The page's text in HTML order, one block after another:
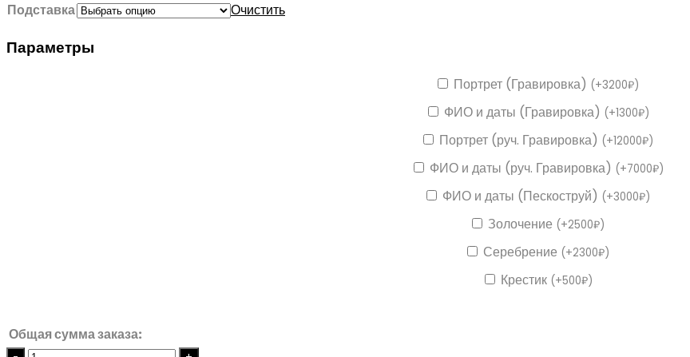
Подставка
Очистить
Параметры
Портрет (Гравировка) (+3200₽)
ФИО и даты (Гравировка) (+1300₽)
Портрет (руч. Гравировка) (+12000₽)
ФИО и даты (руч. Гравировка) (+7000₽)
ФИО и даты (Пескоструй) (+3000₽)
Золочение (+2500₽)
Серебрение (+2300₽)
Крестик (+500₽)
Общая сумма заказа: